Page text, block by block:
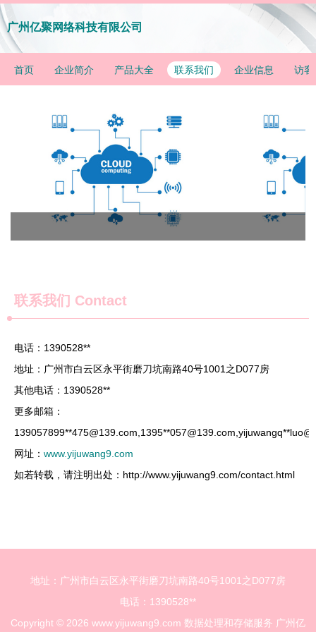
广州亿聚网络科技有限公司
首页 企业简介 产品大全 联系我们 企业信息 访客
联系我们 Contact
电话：1390528**
地址：广州市白云区永平街磨刀坑南路40号1001之D077房
其他电话：1390528**
更多邮箱：
139057899**475@139.com ,1395**057@139.com ,yijuwangq**
网址： www.yijuwang9.com
如若转载，请注明出处：http://www.yijuwang9.com/contact.html
地址：广州市白云区永平街磨刀坑南路40号1001之D077房
电话：1390528**
Copyright © 2026 www.yijuwang9.com 数据处理和存储服务 广州亿